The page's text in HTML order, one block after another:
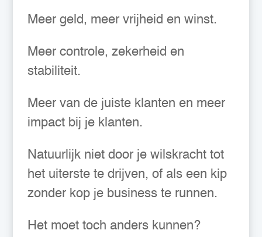
Meer geld, meer vrijheid en winst.
Meer controle, zekerheid en
stabiliteit.
Meer van de juiste klanten en meer
impact bij je klanten.
Natuurlijk niet door je wilskracht tot
het uiterste te drijven, of als een kip
zonder kop je business te runnen.
Het moet toch anders kunnen?